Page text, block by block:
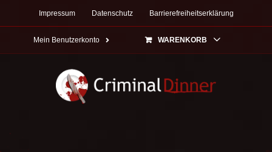
Impressum Datenschutz Barrierefreiheitserklärung
Mein Benutzerkonto WARENKORB